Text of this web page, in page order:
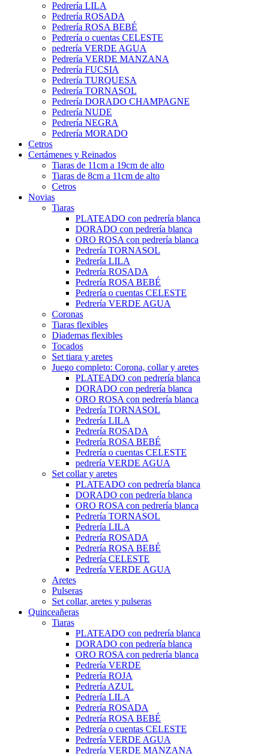
Pedrería LILA
Pedrería ROSADA
Pedrería ROSA BEBÉ
Pedrería o cuentas CELESTE
pedrería VERDE AGUA
Pedrería VERDE MANZANA
Pedrería FUCSIA
Pedrería TURQUESA
Pedrería TORNASOL
Pedrería DORADO CHAMPAGNE
Pedrería NUDE
Pedrería NEGRA
Pedrería MORADO
Cetros
Certámenes y Reinados
Tiaras de 11cm a 19cm de alto
Tiaras de 8cm a 11cm de alto
Cetros
Novias
Tiaras
PLATEADO con pedrería blanca
DORADO con pedrería blanca
ORO ROSA con pedrería blanca
Pedrería TORNASOL
Pedrería LILA
Pedrería ROSADA
Pedrería ROSA BEBÉ
Pedrería o cuentas CELESTE
Pedrería VERDE AGUA
Coronas
Tiaras flexibles
Diademas flexibles
Tocados
Set tiara y aretes
Juego completo: Corona, collar y aretes
PLATEADO con pedrería blanca
DORADO con pedrería blanca
ORO ROSA con pedrería blanca
Pedrería TORNASOL
Pedrería LILA
Pedrería ROSADA
Pedrería ROSA BEBÉ
Pedrería o cuentas CELESTE
pedrería VERDE AGUA
Set collar y aretes
PLATEADO con pedrería blanca
DORADO con pedrería blanca
ORO ROSA con pedrería blanca
Pedrería TORNASOL
Pedrería LILA
Pedrería ROSADA
Pedrería ROSA BEBÉ
Pedrería CELESTE
Pedrería VERDE AGUA
Aretes
Pulseras
Set collar, aretes y pulseras
Quinceañeras
Tiaras
PLATEADO con pedrería blanca
DORADO con pedrería blanca
ORO ROSA con pedrería blanca
Pedrería VERDE
Pedrería ROJA
Pedrería AZUL
Pedrería LILA
Pedrería ROSADA
Pedrería ROSA BEBÉ
Pedrería o cuentas CELESTE
Pedrería VERDE AGUA
Pedrería VERDE MANZANA